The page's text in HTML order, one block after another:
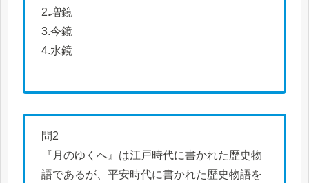
2.増鏡
3.今鏡
4.水鏡
問2
『月のゆくへ』は江戸時代に書かれた歴史物
語であるが、平安時代に書かれた歴史物語を